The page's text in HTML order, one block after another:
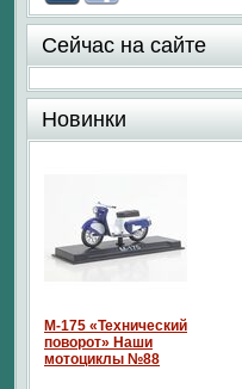
Сейчас на сайте
Новинки
М-175 «Технический
поворот» Наши
мотоциклы №88